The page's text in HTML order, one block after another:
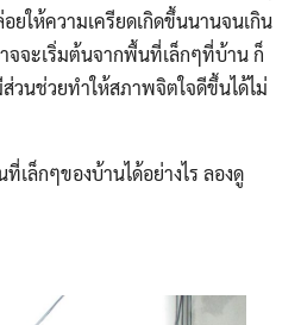
ให้ความเครียดเกิดขึ้นนานจนเกิน
จจะเริ่มต้นจากพื้นที่เล็กๆที่บ้าน ก็
วนช่วยทำให้สภาพจิตใจดีขึ้นได้ไม่
เล็กๆของบ้านได้อย่างไร ลองดู